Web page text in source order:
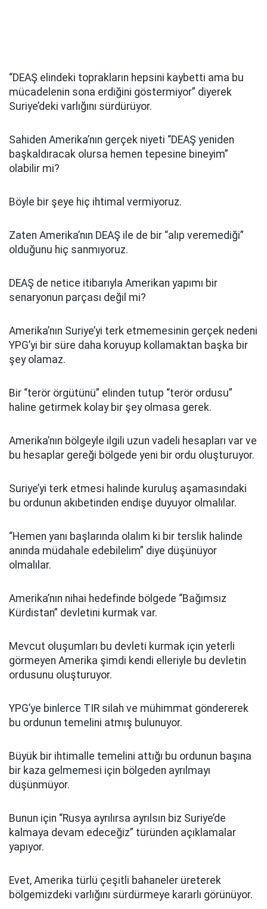
“DEAŞ elindeki toprakların hepsini kaybetti ama bu
mücadelenin sona erdiğini göstermiyor” diyerek
Suriye’deki varlığını sürdürüyor.
Sahiden Amerika’nın gerçek niyeti “DEAŞ yeniden
başkaldıracak olursa hemen tepesine bineyim”
olabilir mi?
Böyle bir şeye hiç ihtimal vermiyoruz.
Zaten Amerika’nın DEAŞ ile de bir “alıp veremediği”
olduğunu hiç sanmıyoruz.
DEAŞ de netice itibarıyla Amerikan yapımı bir
senaryonun parçası değil mi?
Amerika’nın Suriye’yi terk etmemesinin gerçek nedeni
YPG’yi bir süre daha koruyup kollamaktan başka bir
şey olamaz.
Bir “terör örgütünü” elinden tutup “terör ordusu”
haline getirmek kolay bir şey olmasa gerek.
Amerika’nın bölgeyle ilgili uzun vadeli hesapları var ve
bu hesaplar gereği bölgede yeni bir ordu oluşturuyor.
Suriye’yi terk etmesi halinde kuruluş aşamasındaki
bu ordunun akıbetinden endişe duyuyor olmalılar.
“Hemen yanı başlarında olalım ki bir terslik halinde
anında müdahale edebilelim” diye düşünüyor
olmalılar.
Amerika’nın nihai hedefinde bölgede “Bağımsız
Kürdistan” devletini kurmak var.
Mevcut oluşumları bu devleti kurmak için yeterli
görmeyen Amerika şimdi kendi elleriyle bu devletin
ordusunu oluşturuyor.
YPG’ye binlerce TIR silah ve mühimmat göndererek
bu ordunun temelini atmış bulunuyor.
Büyük bir ihtimalle temelini attığı bu ordunun başına
bir kaza gelmemesi için bölgeden ayrılmayı
düşünmüyor.
Bunun için “Rusya ayrılırsa ayrılsın biz Suriye’de
kalmaya devam edeceğiz” türünden açıklamalar
yapıyor.
Evet, Amerika türlü çeşitli bahaneler üreterek
bölgemizdeki varlığını sürdürmeye kararlı görünüyor.